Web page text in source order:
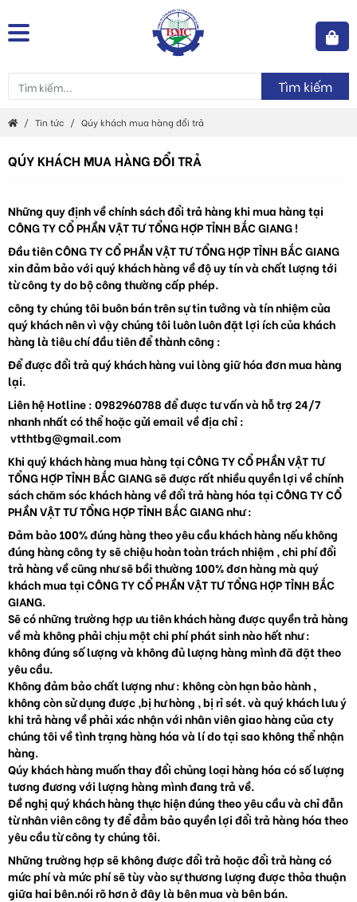
Tìm kiếm
Tin tức Qúy khách mua hàng đổi trả
QÚY KHÁCH MUA HÀNG ĐỔI TRẢ
Những quy định về chính sách đổi trả hàng khi mua hàng tại
CÔNG TY CỔ PHẦN VẬT TƯ TỔNG HỢP TỈNH BẮC GIANG !
Đầu tiên CÔNG TY CỔ PHẦN VẬT TƯ TỔNG HỢP TỈNH BẮC GIANG
xin đảm bảo với quý khách hàng về độ uy tín và chất lượng tới
từ công ty do bộ công thường cấp phép.
công ty chúng tôi buôn bán trên sự tin tưởng và tín nhiệm của
quý khách nên vì vậy chúng tôi luôn luôn đặt lợi ích của khách
hàng là tiêu chí đầu tiên để thành công :
Để được đổi trả quý khách hàng vui lòng giữ hóa đơn mua hàng
lại.
Liên hệ Hotline : 0982960788 để được tư vấn và hỗ trợ 24/7
nhanh nhất có thể hoặc gửi email về địa chỉ :
vtthtbg@gmail.com
Khi quý khách hàng mua hàng tại CÔNG TY CỔ PHẦN VẬT TƯ
TỔNG HỢP TỈNH BẮC GIANG sẽ được rất nhiều quyền lợi về chính
sách chăm sóc khách hàng về đổi trả hàng hóa tại CÔNG TY CỔ
PHẦN VẬT TƯ TỔNG HỢP TỈNH BẮC GIANG như :
Đảm bảo 100% đúng hàng theo yêu cầu khách hàng nếu không
đúng hàng công ty sẽ chiệu hoàn toàn trách nhiệm , chi phí đổi
trả hàng về cũng như sẽ bồi thường 100% đơn hàng mà quý
khách mua tại CÔNG TY CỔ PHẦN VẬT TƯ TỔNG HỢP TỈNH BẮC
GIANG.
Sẽ có những trường hợp ưu tiên khách hàng được quyền trả hàng
về mà không phải chịu một chi phí phát sinh nào hết như :
không đúng số lượng và không đủ lượng hàng mình đã đặt theo
yêu cầu.
Không đảm bảo chất lượng như : không còn hạn bảo hành ,
không còn sử dụng được ,bị hư hòng , bị rỉ sét. và quý khách lưu ý
khi trả hàng về phải xác nhận với nhân viên giao hàng của cty
chúng tôi về tình trạng hàng hóa và lí do tại sao không thể nhận
hàng.
Qúy khách hàng muốn thay đổi chủng loại hàng hóa có số lượng
tương đương với lượng hàng mình đang trả về.
Đề nghị quý khách hàng thực hiện đúng theo yêu cầu và chỉ đẫn
từ nhân viên công ty để đẳm bảo quyền lợi đổi trả hàng hóa theo
yêu cầu từ công ty chúng tôi.
Những trường hợp sẽ không được đổi trả hoặc đổi trả hàng có
mức phí và mức phí sẽ tùy vào sự thương lượng được thỏa thuận
giữa hai bên.nói rõ hơn ở đây là bên mua và bên bán.